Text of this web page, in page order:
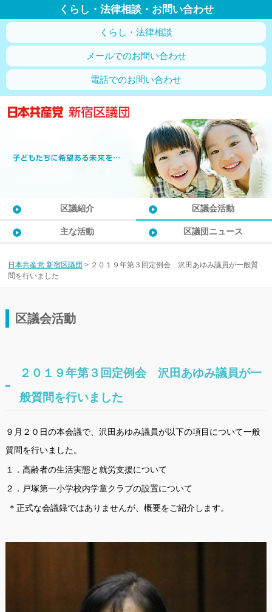
くらし・法律相談・お問い合わせ
くらし・法律相談
メールでのお問い合わせ
電話でのお問い合わせ
区議紹介 区議会活動
主な活動 区議団ニュース
日本共産党 新宿区議団 > ２０１９年第３回定例会 沢田あゆみ議員が一般質
問を行いました
区議会活動
２０１９年第３回定例会 沢田あゆみ議員が一
般質問を行いました
９月２０日の本会議で、沢田あゆみ議員が以下の項目について一般
質問を行いました。
１．高齢者の生活実態と就労支援について
２．戸塚第一小学校内学童クラブの設置について
＊正式な会議録ではありませんが、概要をご紹介します。